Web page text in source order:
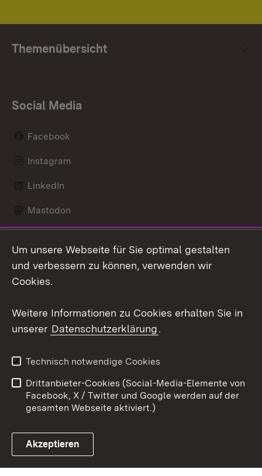
Themenübersicht
Social Media
Facebook
Instagram
LinkedIn
Mastodon
X / Twitter
Youtube
Link zum Landesportal
Kontakt
Datenschutz
Barrierefreiheit
Impressum Cookies
Um unsere Webseite für Sie optimal gestalten
und verbessern zu können, verwenden wir
Cookies.
Weitere Informationen zu Cookies erhalten Sie in
unserer Datenschutzerklärung.
Technisch notwendige Cookies
Drittanbieter-Cookies (Social-Media-Elemente von
Facebook, X / Twitter und Google werden auf der
gesamten Webseite aktiviert.)
Akzeptieren